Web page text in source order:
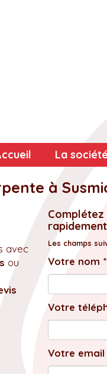
La
à
avec
ou
Les champs
Votre nom *
Votre
Votre email